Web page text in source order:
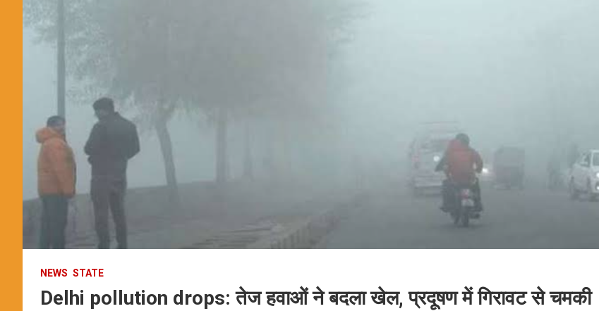
NEWS STATE
Delhi pollution drops: तेज हवाओं ने बदला खेल, प्रदूषण में गिरावट से चमकी